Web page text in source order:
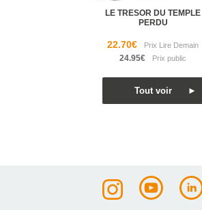
LE TRESOR DU TEMPLE
PERDU
22.70€
24.95€